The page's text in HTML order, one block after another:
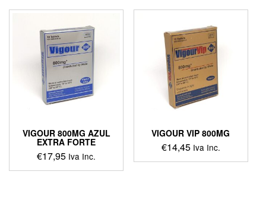
VIGOUR 800MG AZUL
EXTRA FORTE
€17,95 Iva Inc.
VIGOUR VIP 800MG
€14,45 Iva Inc.